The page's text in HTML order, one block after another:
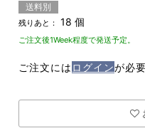
送料別
残りあと： 18 個
ご注文後1Week程度で発送予定。
ご注文には ログインが必